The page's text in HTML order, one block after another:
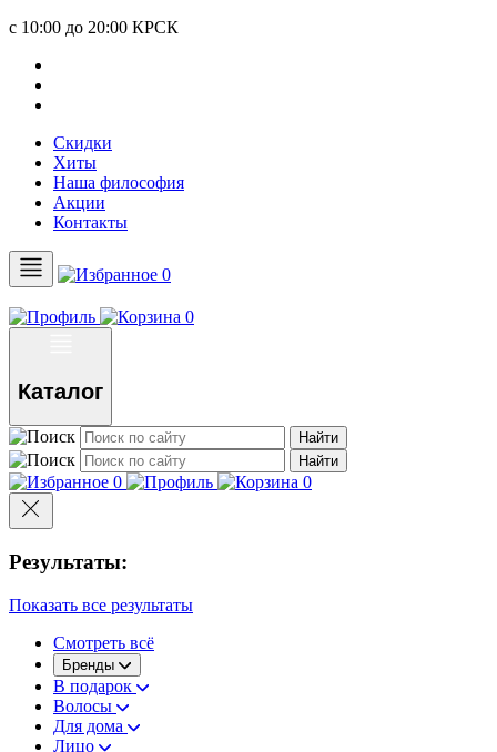
c 10:00 до 20:00 КРСК
Скидки
Хиты
Наша философия
Акции
Контакты
0
0
Каталог
Найти
Найти
0 0
Результаты:
Показать все результаты
Смотреть всё
Бренды
В подарок
Волосы
Для дома
Лицо